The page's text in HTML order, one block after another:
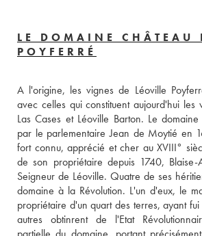
LE DOMAINE CHÂTEAU
POYFERRÉ
A l'origine, les vignes de Léoville
avec celles qui constituent aujourd'hui les
Las Cases et Léoville Barton. Le
par le parlementaire Jean de Moytié en
fort connu, apprécié et cher au XVIII°
de son propriétaire depuis 1740,
Seigneur de Léoville. Quatre de ses
domaine à la Révolution. L'un d'eux, le
propriétaire d'un quart des terres, ayant
autres obtinrent de l'Etat